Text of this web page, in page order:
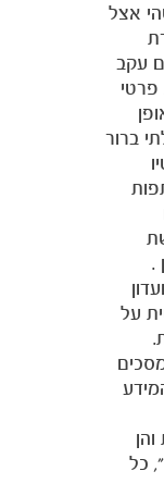
אצל
עקב
ברור
.
על
כל